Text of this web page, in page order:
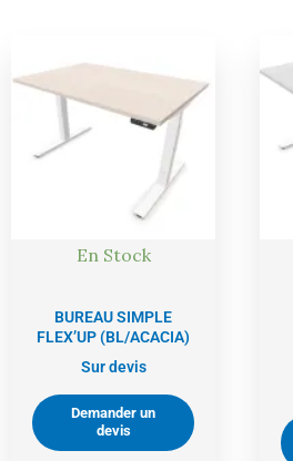
En Stock
BUREAU SIMPLE
FLEX’UP (BL/ACACIA)
Sur devis
Demander un
devis